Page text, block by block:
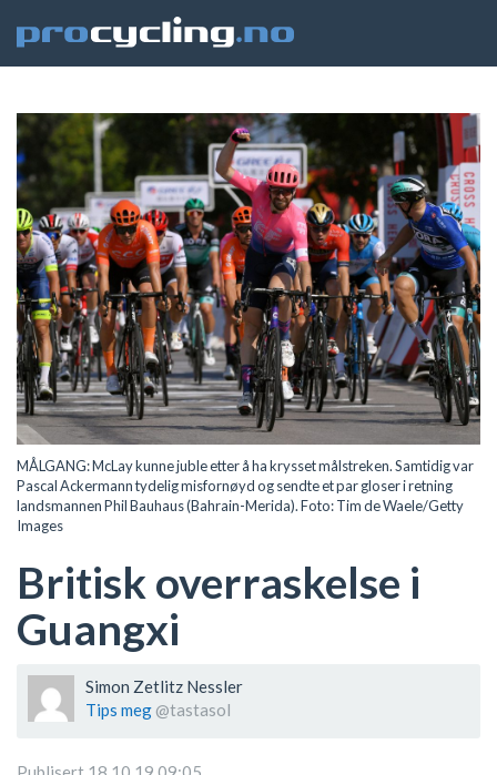
MÅLGANG: McLay kunne juble etter å ha krysset målstreken. Samtidig var
Pascal Ackermann tydelig misfornøyd og sendte et par gloser i retning
landsmannen Phil Bauhaus (Bahrain-Merida). Foto: Tim de Waele/Getty
Images
Britisk overraskelse i
Guangxi
Simon Zetlitz Nessler
Tips meg @tastasol